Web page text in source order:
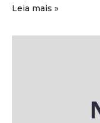
Leia mais »